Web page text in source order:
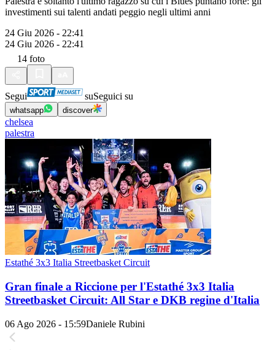
investimenti sui talenti andati peggio negli ultimi anni
24 Giu 2026 - 22:41
24 Giu 2026 - 22:41
14 foto
Segui suSeguici su
whatsapp discover
chelsea
palestra
Estathé 3x3 Italia Streetbasket Circuit
Gran finale a Riccione per l'Estathé 3x3 Italia
Streetbasket Circuit: All Star e DKB regine d'Italia
06 Ago 2026 - 15:59Daniele Rubini